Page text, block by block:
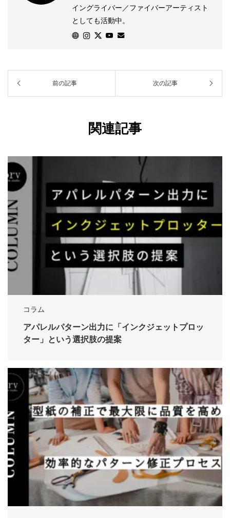
イングライバー／ファイバーアーティスト
としても活動中。
前の記事 次の記事
関連記事
コラム
アパレルパターン出力に「インクジェットプロッ
ター」という選択肢の提案